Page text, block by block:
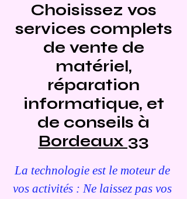
Choisissez vos
services complets
de vente de
matériel,
réparation
informatique, et
de conseils à
Bordeaux 33
La technologie est le moteur de
vos activités : Ne laissez pas vos